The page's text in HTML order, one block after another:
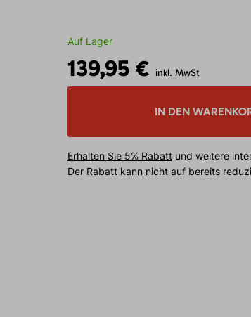
Auf Lager
139,95 € inkl. MwSt
IN DEN
Erhalten Sie 5% Rabattund weitere
Der Rabatt kann nicht auf bereits